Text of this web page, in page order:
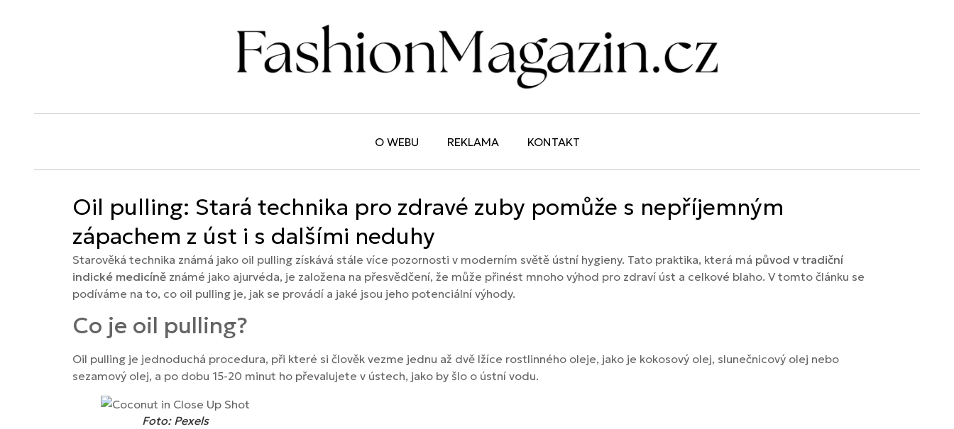
O WEBU REKLAMA KONTAKT
Oil pulling: Stará technika pro zdravé zuby pomůže s nepříjemným
zápachem z úst i s dalšími neduhy
Starověká technika známá jako oil pulling získává stále více pozornosti v moderním světě ústní hygieny. Tato praktika, která má původ v tradiční
indické medicíně známé jako ajurvéda, je založena na přesvědčení, že může přinést mnoho výhod pro zdraví úst a celkové blaho. V tomto článku se
podíváme na to, co oil pulling je, jak se provádí a jaké jsou jeho potenciální výhody.
Co je oil pulling?
Oil pulling je jednoduchá procedura, při které si člověk vezme jednu až dvě lžíce rostlinného oleje, jako je kokosový olej, slunečnicový olej nebo
sezamový olej, a po dobu 15-20 minut ho převalujete v ústech, jako by šlo o ústní vodu.
Foto: Pexels